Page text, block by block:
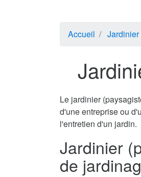
Accueil
Le jardinier
d'une entreprise ou
l'entretien d'un jardin.
Jardinier
de